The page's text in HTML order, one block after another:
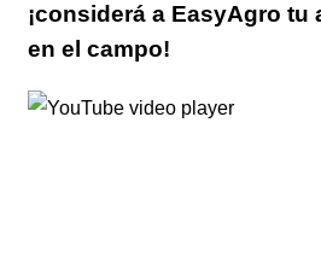
¡considerá a EasyAgro tu
en el campo!